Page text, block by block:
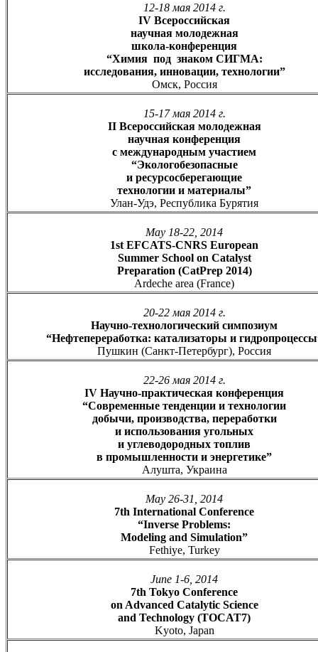
12-18 мая 2014 г.
IV Всероссийская
научная молодежная
школа-конференция
“Химия под знаком СИГМА:
исследования, инновации, технологии”
Омск, Россия
15-17 мая 2014 г.
II Всероссийская молодежная
научная конференция
с международным участием
“Экологобезопасные
и ресурсосберегающие
технологии и материалы”
Улан-Удэ, Республика Бурятия
May 18-22, 2014
1st EFCATS-CNRS European
Summer School on Catalyst
Preparation (CatPrep 2014)
Ardeche area (France)
20-22 мая 2014 г.
Научно-технологический симпозиум
“Нефтепереработка: катализаторы и
Пушкин (Санкт-Петербург), Россия
22-26 мая 2014 г.
IV Научно-практическая конференция
“Современные тенденции и технологии
добычи, производства, переработки
и использования угольных
и углеводородных топлив
в промышленности и энергетике”
Алушта, Украина
May 26-31, 2014
7th International Conference
“Inverse Problems:
Modeling and Simulation”
Fethiye, Turkey
June 1-6, 2014
7th Tokyo Conference
on Advanced Catalytic Science
and Technology (TOCAT7)
Kyoto, Japan